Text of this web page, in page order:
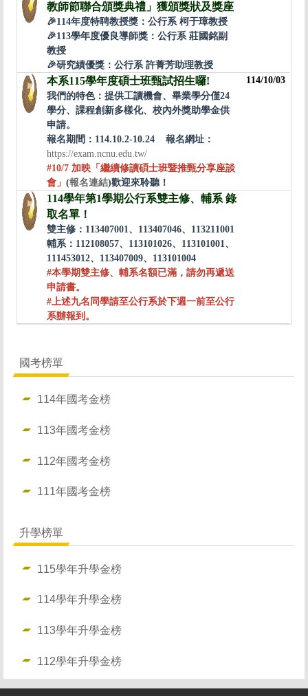
教師節聯合頒獎典禮」獲頒獎狀及獎座
🎉114年度特聘教授獎：公行系 柯于璋教授
🎉113學年度優良導師獎：公行系 莊國銘副
教授
🎉研究績優獎：公行系 許菁芳助理教授
本系115學年度碩士班甄試招生囉!
我們的特色：提供工讀機會、畢業學分僅24
學分、課程創新多樣化、校內外獎助學金供
申請。
報名期間：114.10.2-10.24 報名網址：
https://exam.ncnu.edu.tw/
#10/7 加映「繼續修讀碩士班暨推甄分享座談
會」(報名連結)歡迎來聆聽！
114/10/03
114學年第1學期公行系雙主修、輔系 錄
取名單！
雙主修：113407001、113407046、113211001
輔系：112108057、113101026、113101001、
111453012、113407009、113101004
#本學期雙主修、輔系名額已滿，請勿再遞送
申請書。
#上述九名同學請至公行系於下週一前至公行
系辦報到。
國考榜單
114年國考金榜
113年國考金榜
112年國考金榜
111年國考金榜
升學榜單
115學年升學金榜
114學年升學金榜
113學年升學金榜
112學年升學金榜